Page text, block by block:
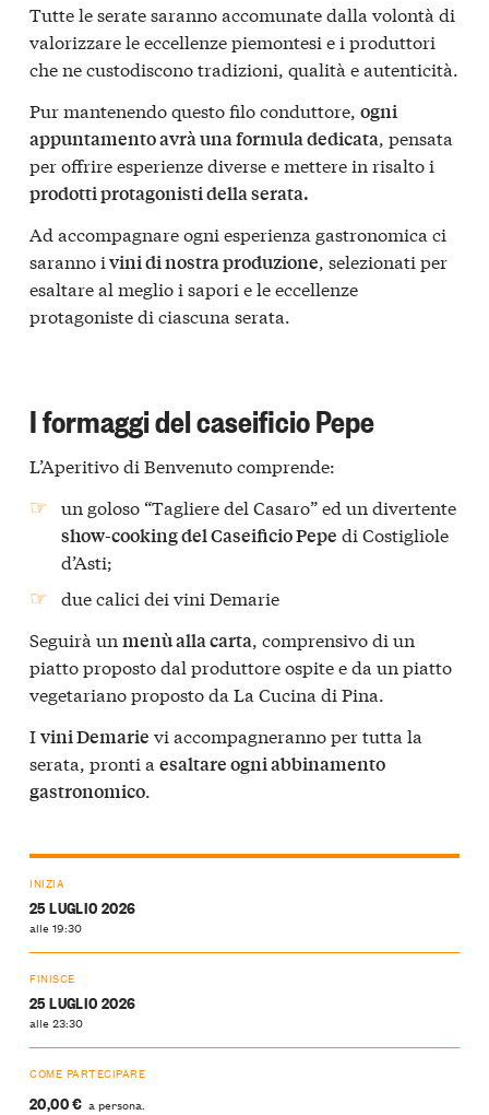
Tutte le serate saranno accomunate dalla volontà di
valorizzare le eccellenze piemontesi e i produttori
che ne custodiscono tradizioni, qualità e autenticità.
Pur mantenendo questo filo conduttore, ogni
appuntamento avrà una formula dedicata, pensata
per offrire esperienze diverse e mettere in risalto i
prodotti protagonisti della serata.
Ad accompagnare ogni esperienza gastronomica ci
saranno ivini di nostra produzione, selezionati per
esaltare al meglio i sapori e le eccellenze
protagoniste di ciascuna serata.
I formaggi del caseificio Pepe
L’Aperitivo di Benvenuto comprende:
un goloso “Tagliere del Casaro” ed un divertente
show-cooking del Caseificio Pepe di Costigliole
d’Asti;
due calici dei vini Demarie
Seguirà un menù alla carta, comprensivo di un
piatto proposto dal produttore ospite e da un piatto
vegetariano proposto da La Cucina di Pina.
Ivini Demarie vi accompagneranno per tutta la
serata, pronti a esaltare ogni abbinamento
gastronomico
INIZIA
25 LUGLIO 2026
alle 19:30
FINISCE
25 LUGLIO 2026
alle 23:30
COME PARTECIPARE
20,00 € a persona.